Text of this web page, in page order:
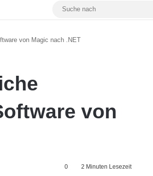
YouTubeMastodon
von Magic nach .NET
von
0 2 Minuten Lesezeit